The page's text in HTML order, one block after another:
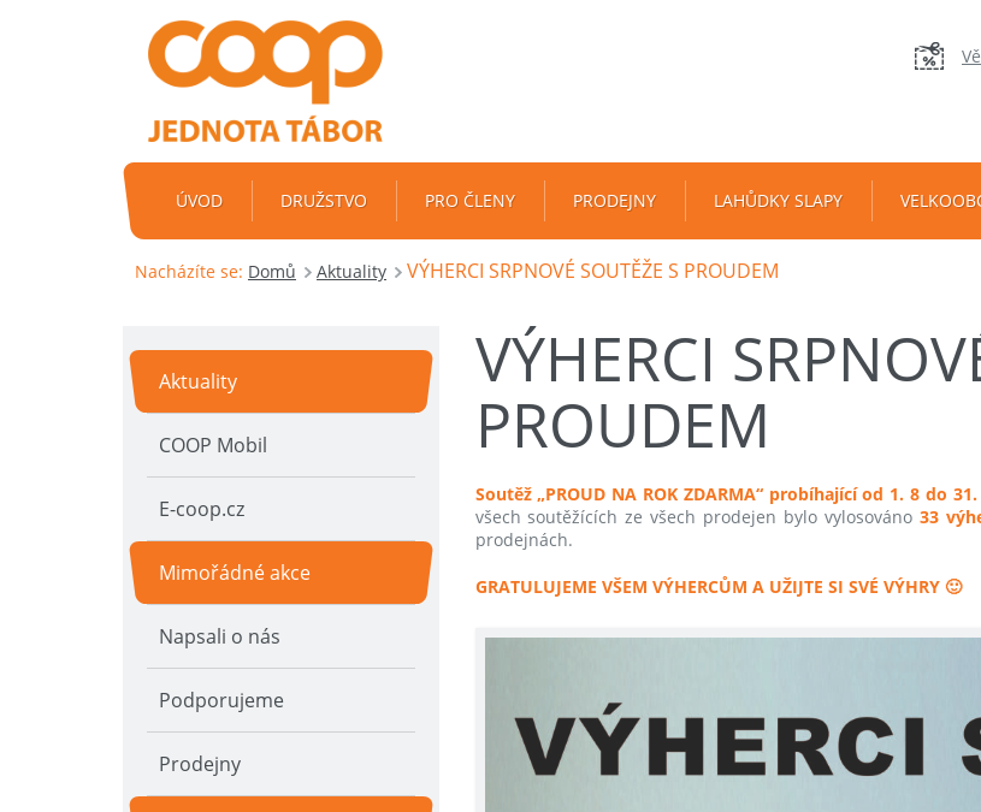
ÚVOD DRUŽSTVO PRO ČLENY PRODEJNY LAHŮDKY SLAPY
Nacházíte se: Domů Aktuality VÝHERCI SRPNOVÉ SOUTĚŽE S PROUDEM
VÝHERCI
PROUDEM
Soutěž „PROUD NA ROK ZDARMA“ probíhající od 1. 8 do
všech soutěžících ze všech prodejen bylo vylosováno33
prodejnách.
GRATULUJEME VŠEM VÝHERCŮM A UŽIJTE SI SVÉ VÝHRY 🙂
Aktuality
COOP Mobil
E-coop.cz
Mimořádné akce
Napsali o nás
Podporujeme
Prodejny